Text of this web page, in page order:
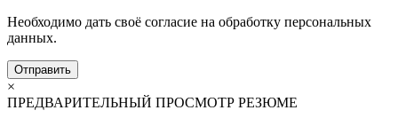
Необходимо дать своё согласие на обработку персональных
данных.
Отправить
×
ПРЕДВАРИТЕЛЬНЫЙ ПРОСМОТР РЕЗЮМЕ